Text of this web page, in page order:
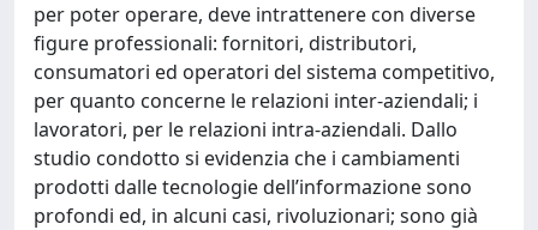
per poter operare, deve intrattenere con diverse
figure professionali: fornitori, distributori,
consumatori ed operatori del sistema competitivo,
per quanto concerne le relazioni inter-aziendali; i
lavoratori, per le relazioni intra-aziendali. Dallo
studio condotto si evidenzia che i cambiamenti
prodotti dalle tecnologie dell’informazione sono
profondi ed, in alcuni casi, rivoluzionari; sono già